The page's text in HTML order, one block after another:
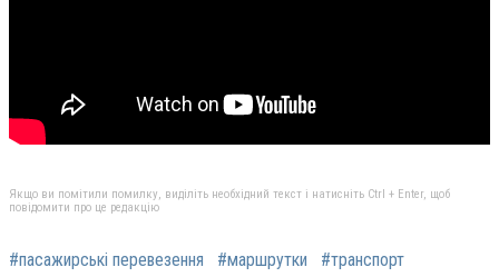
Якщо ви помітили помилку, виділіть необхідний текст і натисніть Ctrl + Enter, щоб
повідомити про це редакцію
#пасажирські перевезення #маршрутки #транспорт